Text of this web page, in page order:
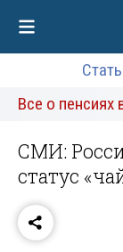
Все о пенсиях
СМИ:
статус